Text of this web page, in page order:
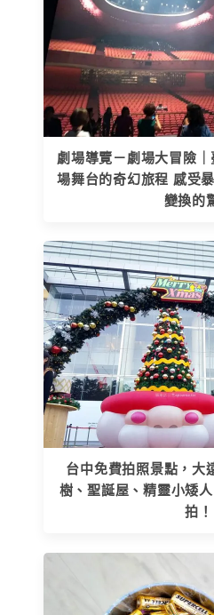
劇場導覽－劇場大冒險
場舞台的奇幻旅程 感受
變換的
台中免費拍照景點，大
樹、聖誕屋、精靈小矮
拍！